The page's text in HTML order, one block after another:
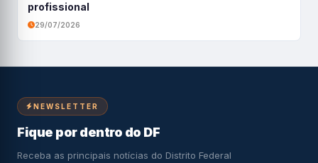
profissional
29/07/2026
NEWSLETTER
Fique por dentro do DF
Receba as principais notícias do Distrito Federal